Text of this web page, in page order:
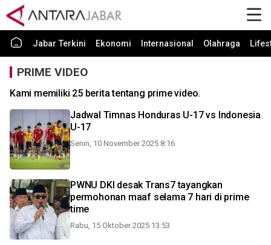
Jabar Terkini Ekonomi Internasional Olahraga
PRIME VIDEO
Kami memiliki 25 berita tentang prime video.
Jadwal Timnas Honduras U-17 vs Indonesia
U-17
Senin, 10 November 2025 8:16
PWNU DKI desak Trans7 tayangkan
permohonan maaf selama 7 hari di prime
time
Rabu, 15 Oktober 2025 13:53